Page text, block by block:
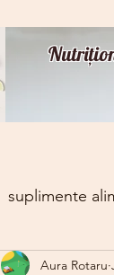
suplimente
Aura Rotaru